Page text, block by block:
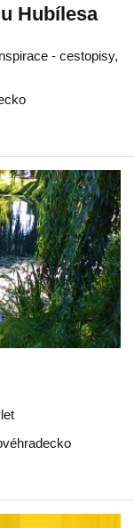
Hubílesa
- cestopisy,